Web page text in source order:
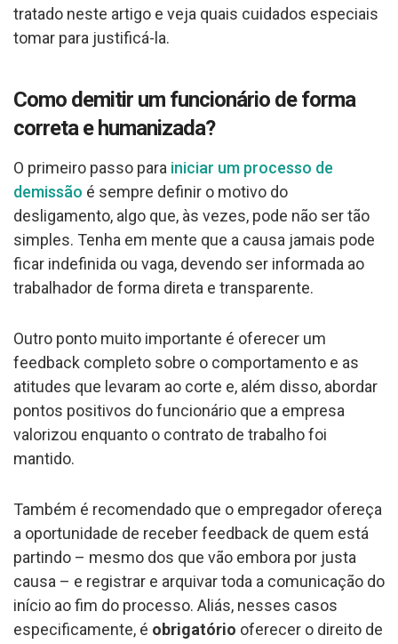
tratado neste artigo e veja quais cuidados especiais
tomar para justificá-la.
Como demitir um funcionário de forma
correta e humanizada?
O primeiro passo para iniciar um processo de
demissão é sempre definir o motivo do
desligamento, algo que, às vezes, pode não ser tão
simples. Tenha em mente que a causa jamais pode
ficar indefinida ou vaga, devendo ser informada ao
trabalhador de forma direta e transparente.
Outro ponto muito importante é oferecer um
feedback completo sobre o comportamento e as
atitudes que levaram ao corte e, além disso, abordar
pontos positivos do funcionário que a empresa
valorizou enquanto o contrato de trabalho foi
mantido.
Também é recomendado que o empregador ofereça
a oportunidade de receber feedback de quem está
partindo – mesmo dos que vão embora por justa
causa – e registrar e arquivar toda a comunicação do
início ao fim do processo. Aliás, nesses casos
especificamente, é obrigatório oferecer o direito de